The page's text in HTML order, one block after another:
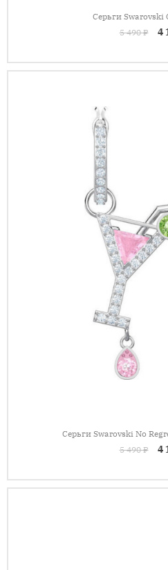
Серьги Swarovski
5 490 ₽
4
Серьги Swarovski No
5 490 ₽
4